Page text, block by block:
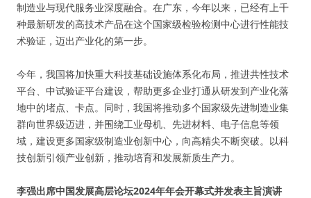
制造业与现代服务业深度融合。在广东，今年以来，已经有上千
种最新研发的高技术产品在这个国家级检验检测中心进行性能技
术验证，迈出产业化的第一步。
今年，我国将加快重大科技基础设施体系化布局，推进共性技术
平台、中试验证平台建设，帮助更多企业打通从研发到产业化落
地中的堵点、卡点。同时，我国将推动多个国家级先进制造业集
群向世界级迈进，并围绕工业母机、先进材料、电子信息等领
域，建设更多国家级制造业创新中心，向高精尖不断突破。以科
技创新引领产业创新，推动培育和发展新质生产力。
李强出席中国发展高层论坛2024年年会开幕式并发表主旨演讲